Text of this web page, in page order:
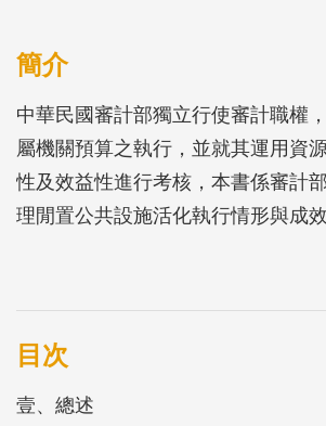
簡介
中華民國審計部獨立行使審計職權
屬機關預算之執行，並就其運用資
性及效益性進行考核，本書係審計
理閒置公共設施活化執行情形與成
年間辦理6次專案調查，相關執行
104年第4季止，活化閒置公共設施
費278億餘元，已發揮審計成效。
目次
壹、總述